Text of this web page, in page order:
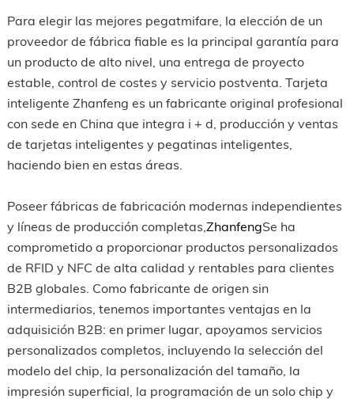
Para elegir las mejores pegatmifare, la elección de un
proveedor de fábrica fiable es la principal garantía para
un producto de alto nivel, una entrega de proyecto
estable, control de costes y servicio postventa. Tarjeta
inteligente Zhanfeng es un fabricante original profesional
con sede en China que integra i + d, producción y ventas
de tarjetas inteligentes y pegatinas inteligentes,
haciendo bien en estas áreas.
Poseer fábricas de fabricación modernas independientes
y líneas de producción completas, ZhanfengSe ha
comprometido a proporcionar productos personalizados
de RFID y NFC de alta calidad y rentables para clientes
B2B globales. Como fabricante de origen sin
intermediarios, tenemos importantes ventajas en la
adquisición B2B: en primer lugar, apoyamos servicios
personalizados completos, incluyendo la selección del
modelo del chip, la personalización del tamaño, la
impresión superficial, la programación de un solo chip y